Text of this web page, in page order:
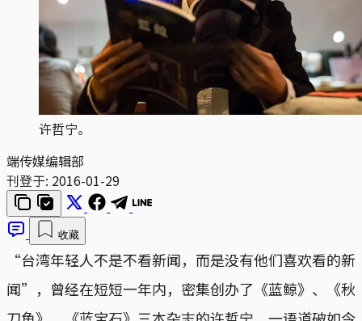
许哲宁。
端传媒编辑部
刊登于: 2016-01-29
收藏
“台湾年轻人不是不看新闻，而是没有他们喜欢看的新
闻”，曾经在短短一年内，密集创办了《蓝鲸》、《秋